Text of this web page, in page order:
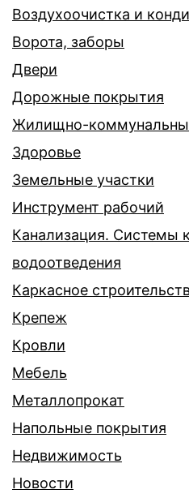
Воздухоочистка и
Ворота, заборы
Двери
Дорожные покрытия
Жилищно-
Здоровье
Земельные участки
Инструмент рабочий
Канализация. Системы
водоотведения
Каркасное
Крепеж
Кровли
Мебель
Металлопрокат
Напольные покрытия
Недвижимость
Новости